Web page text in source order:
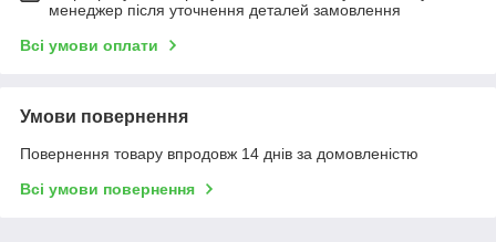
менеджер після уточнення деталей замовлення
Всі умови оплати
Умови повернення
Повернення товару впродовж 14 днів за домовленістю
Всі умови повернення